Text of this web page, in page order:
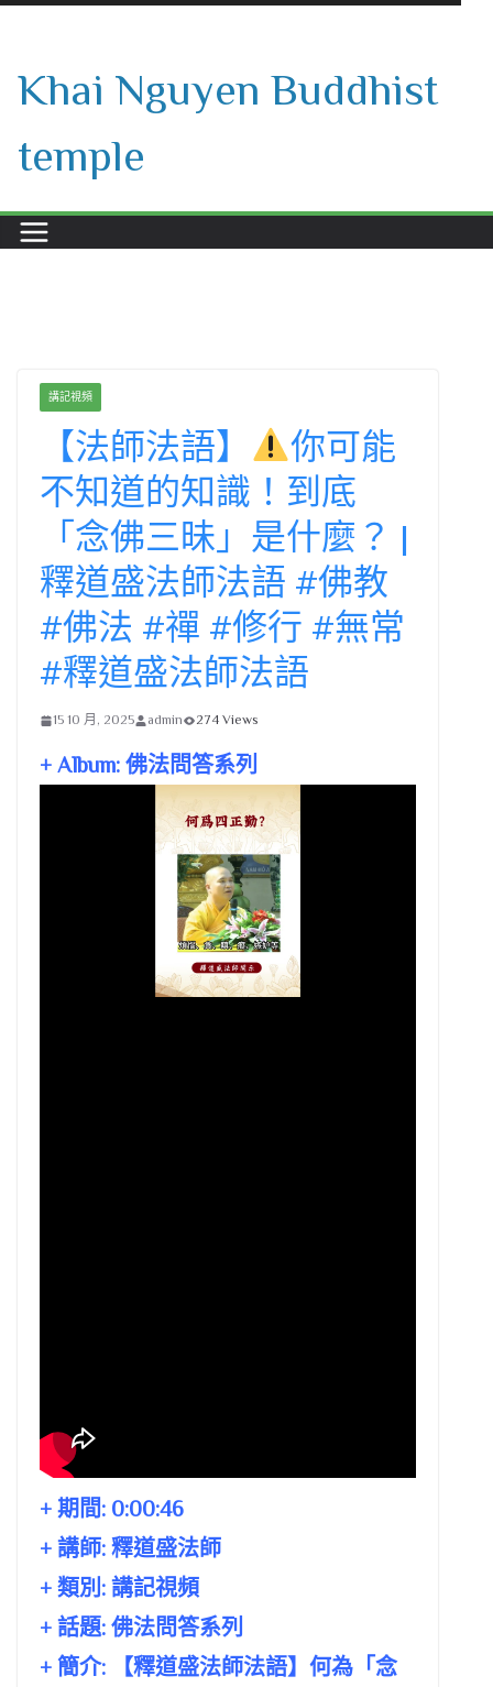
content
Khai Nguyen Buddhist
temple
講記視頻
【法師法語】
你可能
不知道的知識！到底
「念佛三昧」是什麼？ |
釋道盛法師法語 #佛教
#佛法 #禪 #修行 #無常
#釋道盛法師法語
15 10 月, 2025 admin 274 Views
+ Album: 佛法問答系列
+ 期間: 0:00:46
+ 講師: 釋道盛法師
+ 類別: 講記視頻
+ 話題: 佛法問答系列
+ 簡介: 【釋道盛法師法語】何為「念